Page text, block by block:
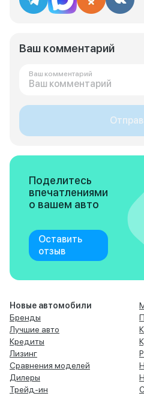
Ваш комментарий
Ваш комментарий
Поделитесь
впечатлениями
о вашем авто
Оставить
отзыв
Новые автомобили
Бренды
Лучшие авто
Кредиты
Лизинг
Сравнения моделей
Дилеры
Трейд-ин